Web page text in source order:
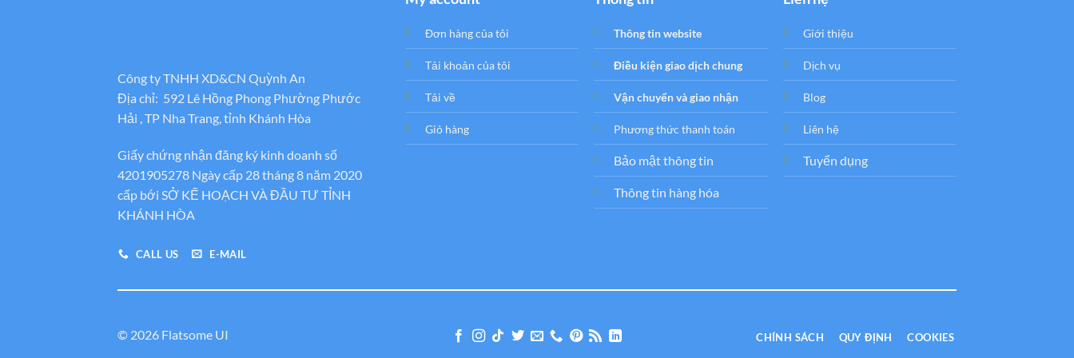
Công ty TNHH XD&CN Quỳnh An
Địa chỉ: 592 Lê Hồng Phong Phường Phước
Hải , TP Nha Trang, tỉnh Khánh Hòa
Giấy chứng nhận đăng ký kinh doanh số
4201905278 Ngày cấp 28 tháng 8 năm 2020
cấp bới SỞ KẾ HOẠCH VÀ ĐẦU TƯ TỈNH
KHÁNH HÒA
CALL US E-MAIL
Đơn hàng của tôi
Tải khoản của tôi
Tải về
Giỏ hàng
Thông tin website
Điều kiện giao dịch chung
Vận chuyển và giao nhận
Phương thức thanh toán
Bảo mật thông tin
Thông tin hàng hóa
Giới thiệu
Dịch vụ
Blog
Liên hệ
Tuyển dụng
© 2026 Flatsome UI CHÍNH SÁCH QUY ĐỊNH COOKIES